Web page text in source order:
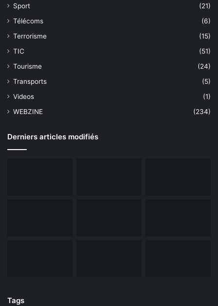
Sport
(21)
Télécoms
(6)
Terrorisme
(15)
TIC
(51)
Tourisme
(24)
Transports
(5)
Videos
(1)
WEBZINE
(234)
Derniers articles modifiés
Tags